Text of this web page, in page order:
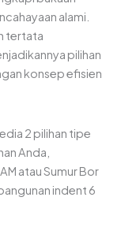
alami.
tertata
pilihan
konsep efisien
2 pilihan tipe
Anda,
atau Sumur Bor
indent 6